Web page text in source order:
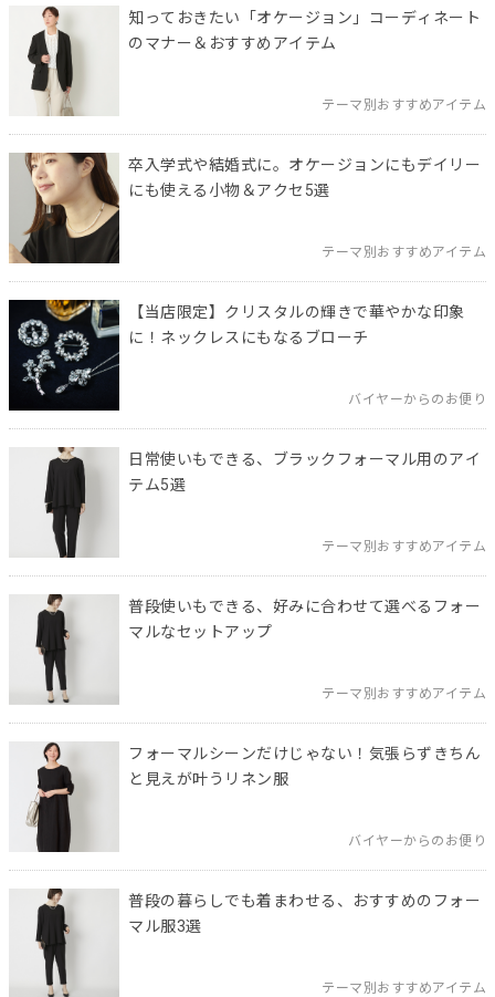
テーマ別おすすめアイテム
知っておきたい「オケージョン」コーディネート
のマナー＆おすすめアイテム
テーマ別おすすめアイテム
卒入学式や結婚式に。オケージョンにもデイリー
にも使える小物＆アクセ5選
バイヤーからのお便り
【当店限定】クリスタルの輝きで華やかな印象
に！ネックレスにもなるブローチ
テーマ別おすすめアイテム
日常使いもできる、ブラックフォーマル用のアイ
テム5選
テーマ別おすすめアイテム
普段使いもできる、好みに合わせて選べるフォー
マルなセットアップ
バイヤーからのお便り
フォーマルシーンだけじゃない！気張らずきちん
と見えが叶うリネン服
テーマ別おすすめアイテム
普段の暮らしでも着まわせる、おすすめのフォー
マル服3選